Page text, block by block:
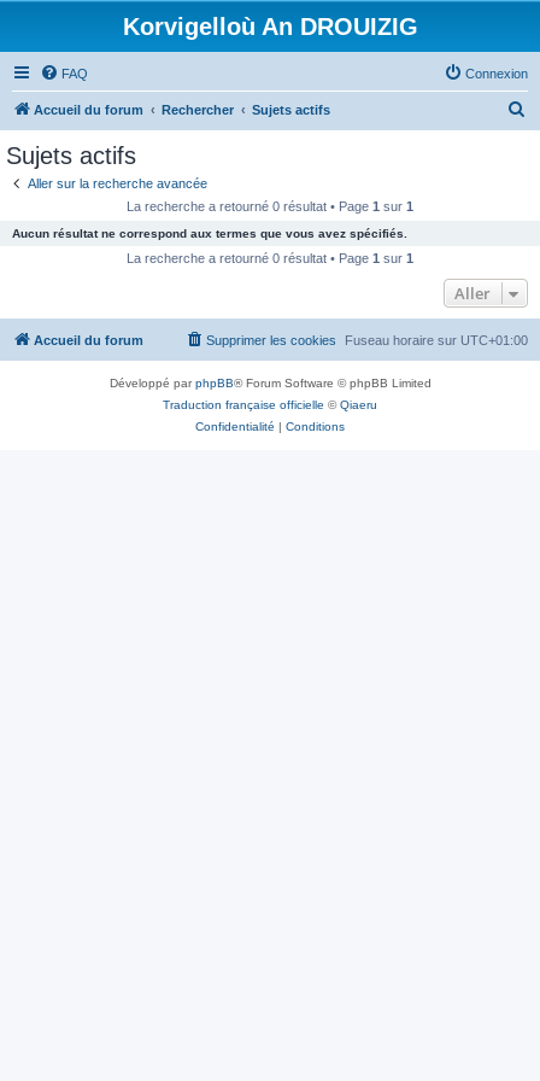
Korvigelloù An DROUIZIG
FAQ Connexion
Accueil du forum Rechercher Sujets actifs
c
e
Sujets actifs
Aller sur la recherche avancée
La recherche a retourné 0 résultat • Page 1 sur 1
Aucun résultat ne correspond aux termes que vous avez spécifiés.
La recherche a retourné 0 résultat • Page 1 sur 1
Aller
Accueil du forum Fuseau horaire sur UTC+01:00
Supprimer les cookies
Développé parphpBB® Forum Software © phpBB Limited
Traduction française officielle ©Qiaeru
Confidentialité | Conditions